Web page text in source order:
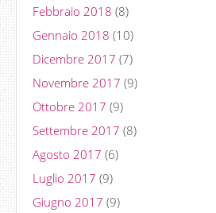
Febbraio 2018 (8)
Gennaio 2018 (10)
Dicembre 2017 (7)
Novembre 2017 (9)
Ottobre 2017 (9)
Settembre 2017 (8)
Agosto 2017 (6)
Luglio 2017 (9)
Giugno 2017 (9)